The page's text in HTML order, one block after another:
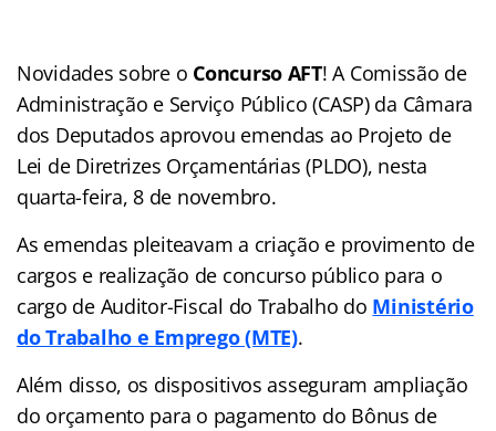
Novidades sobre o Concurso AFT! A Comissão de
Administração e Serviço Público (CASP) da Câmara
dos Deputados aprovou emendas ao Projeto de
Lei de Diretrizes Orçamentárias (PLDO), nesta
quarta-feira, 8 de novembro.
As emendas pleiteavam a criação e provimento de
cargos e realização de concurso público para o
cargo de Auditor-Fiscal do Trabalho do Ministério
do Trabalho e Emprego (MTE).
Além disso, os dispositivos asseguram ampliação
do orçamento para o pagamento do Bônus de